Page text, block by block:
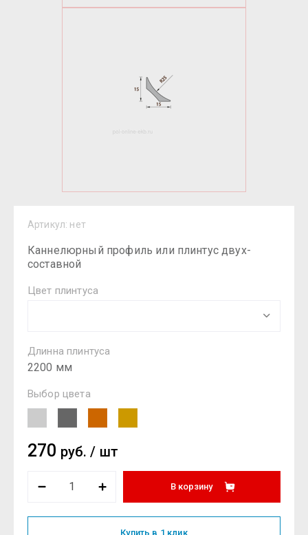
Артикул: нет
Каннелюрный профиль или плинтус двух-
составной
Цвет плинтуса
Длинна плинтуса
2200 мм
Выбор цвета
270 руб. / шт
В корзину
Купить в 1 клик